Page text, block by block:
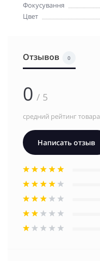
Фокусування
Цвет
Отзывов 0
0 / 5
средний рейтинг товара
Написать отзыв